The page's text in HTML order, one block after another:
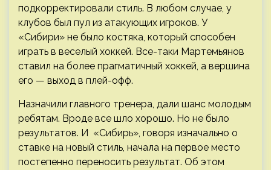
подкорректировали стиль. В любом случае, у
клубов был пул из атакующих игроков. У
«Сибири» не было костяка, который способен
играть в веселый хоккей. Все-таки Мартемьянов
ставил на более прагматичный хоккей, а вершина
его — выход в плей-офф.
Назначили главного тренера, дали шанс молодым
ребятам. Вроде все шло хорошо. Но не было
результатов. И «Сибирь», говоря изначально о
ставке на новый стиль, начала на первое место
постепенно переносить результат. Об этом